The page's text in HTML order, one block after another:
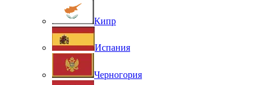
Кипр
Испания
Черногория